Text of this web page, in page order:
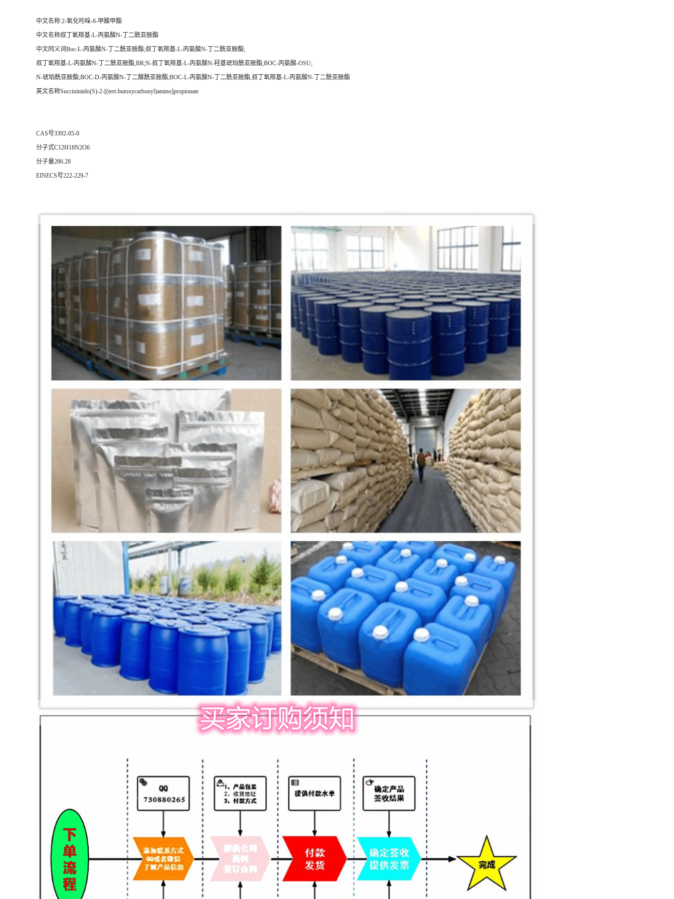
中文名称:2-氧化吲哚-6-甲酸甲酯
中文名称叔丁氧羰基-L-丙氨酸N-丁二酰亚胺酯
中文同义词Boc-L-丙氨酸N-丁二酰亚胺酯;叔丁氧羰基-L-丙氨酸N-丁二酰亚胺酯;
叔丁氧羰基-L-丙氨酸N-丁二酰亚胺酯,BR;N-叔丁氧羰基-L-丙氨酸N-羟基琥珀酰亚胺酯;BOC-丙氨酸-OSU;
N-琥珀酰亚胺酯;BOC-D-丙氨酸N-丁二酸酰亚胺酯;BOC-L-丙氨酸N-丁二酰亚胺酯,叔丁氧羰基-L-丙氨酸N-丁二酰亚胺酯
英文名称Succinimido(S)-2-[(tert-butoxycarbonyl)amino]propionate
CAS号3392-05-0
分子式C12H18N2O6
分子量286.28
EINECS号222-229-7